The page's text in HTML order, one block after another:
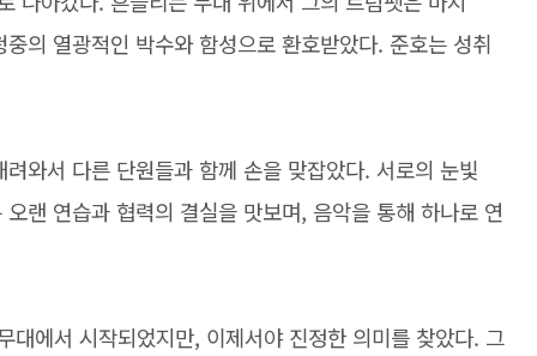
의 열광적인 박수와 함성으로 환호받았다. 준호는 성취
와서 다른 단원들과 함께 손을 맞잡았다. 서로의 눈빛
랜 연습과 협력의 결실을 맛보며, 음악을 통해 하나로 연
대에서 시작되었지만, 이제서야 진정한 의미를 찾았다. 그